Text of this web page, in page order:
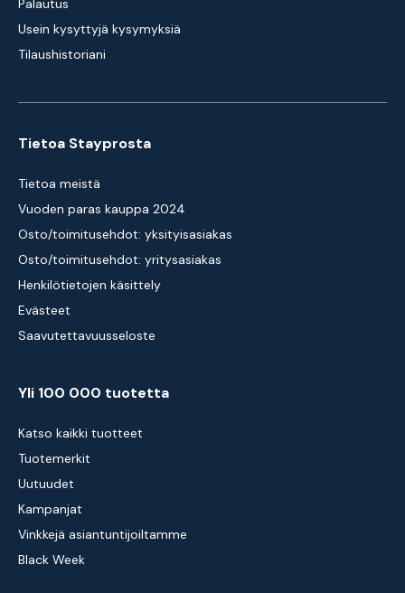
Palautus
Usein kysyttyjä kysymyksiä
Tilaushistoriani
Tietoa Stayprosta
Tietoa meistä
Vuoden paras kauppa 2024
Osto/toimitusehdot: yksityisasiakas
Osto/toimitusehdot: yritysasiakas
Henkilötietojen käsittely
Evästeet
Saavutettavuusseloste
Yli 100 000 tuotetta
Katso kaikki tuotteet
Tuotemerkit
Uutuudet
Kampanjat
Vinkkejä asiantuntijoiltamme
Black Week